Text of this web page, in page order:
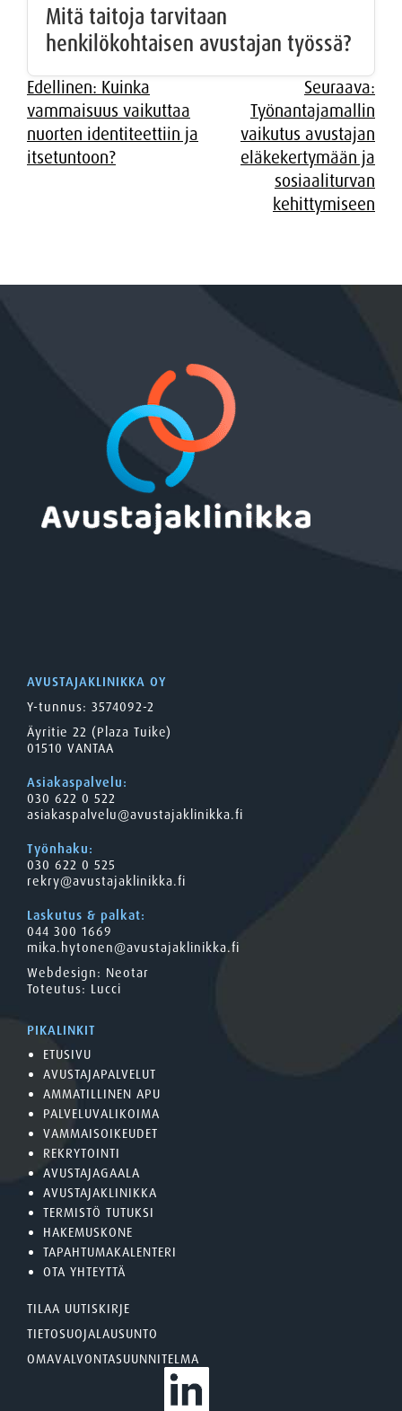
Mitä taitoja tarvitaan
henkilökohtaisen avustajan työssä?
Artikkelien
selaus
Edellinen: Kuinka
vammaisuus vaikuttaa
nuorten identiteettiin ja
itsetuntoon?
Seuraava:
Työnantajamallin
vaikutus avustajan
eläkekertymään ja
sosiaaliturvan
kehittymiseen
AVUSTAJAKLINIKKA OY
Y-tunnus: 3574092-2
Äyritie 22 (Plaza Tuike)
01510 VANTAA
Asiakaspalvelu:
030 622 0 522
asiakaspalvelu@avustajaklinikka.fi
Työnhaku:
030 622 0 525
rekry@avustajaklinikka.fi
Laskutus & palkat:
044 300 1669
mika.hytonen@avustajaklinikka.fi
Webdesign: Neotar
Toteutus: Lucci
PIKALINKIT
ETUSIVU
AVUSTAJAPALVELUT
AMMATILLINEN APU
PALVELUVALIKOIMA
VAMMAISOIKEUDET
REKRYTOINTI
AVUSTAJAGAALA
AVUSTAJAKLINIKKA
TERMISTÖ TUTUKSI
HAKEMUSKONE
TAPAHTUMAKALENTERI
OTA YHTEYTTÄ
TILAA UUTISKIRJE
TIETOSUOJALAUSUNTO
OMAVALVONTASUUNNITELMA